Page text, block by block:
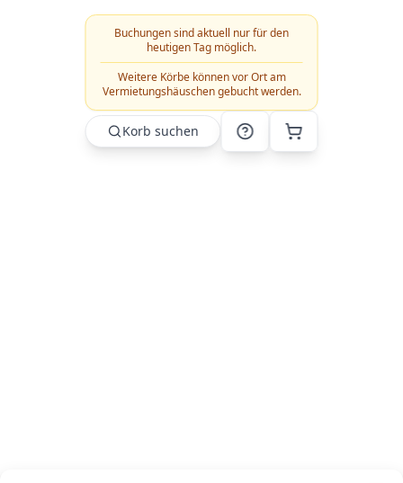
Buchungen sind aktuell nur für den
heutigen Tag möglich.
Weitere Körbe können vor Ort am
Vermietungshäuschen gebucht werden.
Korb suchen
🐕